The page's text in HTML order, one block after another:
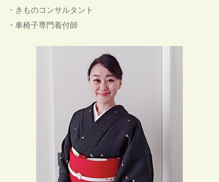
・きものコンサルタント
・車椅子専門着付師